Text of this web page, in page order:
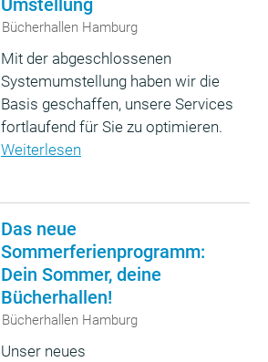
Umstellung
Bücherhallen Hamburg
Mit der abgeschlossenen
Systemumstellung haben wir die
Basis geschaffen, unsere Services
fortlaufend für Sie zu optimieren.
Weiterlesen
Das neue
Sommerferienprogramm:
Dein Sommer, deine
Bücherhallen!
Bücherhallen Hamburg
Unser neues